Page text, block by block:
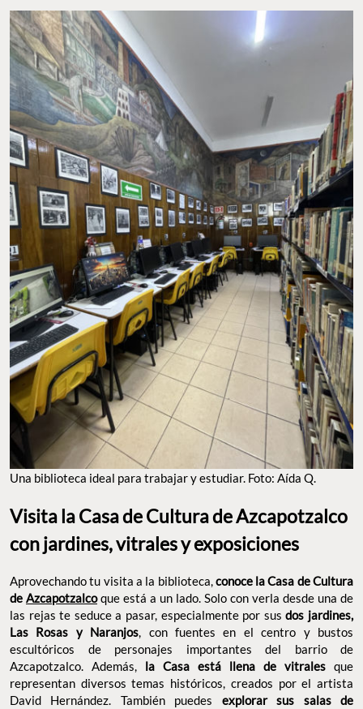
Una biblioteca ideal para trabajar y estudiar. Foto: Aída Q.
Visita la Casa de Cultura de Azcapotzalco
con jardines, vitrales y exposiciones
Aprovechando tu visita a la biblioteca,conoce la Casa de Cultura
de Azcapotzalco que está a un lado. Solo con verla desde una de
las rejas te seduce a pasar, especialmente por susdos jardines,
Las Rosas y Naranjos, con fuentes en el centro y bustos
escultóricos de personajes importantes del barrio de
Azcapotzalco. Además, la Casa está llena de vitrales que
representan diversos temas históricos, creados por el artista
David Hernández. También puedes explorar sus salas de